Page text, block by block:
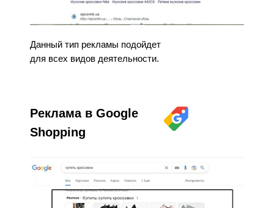
Данный тип рекламы подойдет
для всех видов деятельности.
Реклама в Google
Shopping